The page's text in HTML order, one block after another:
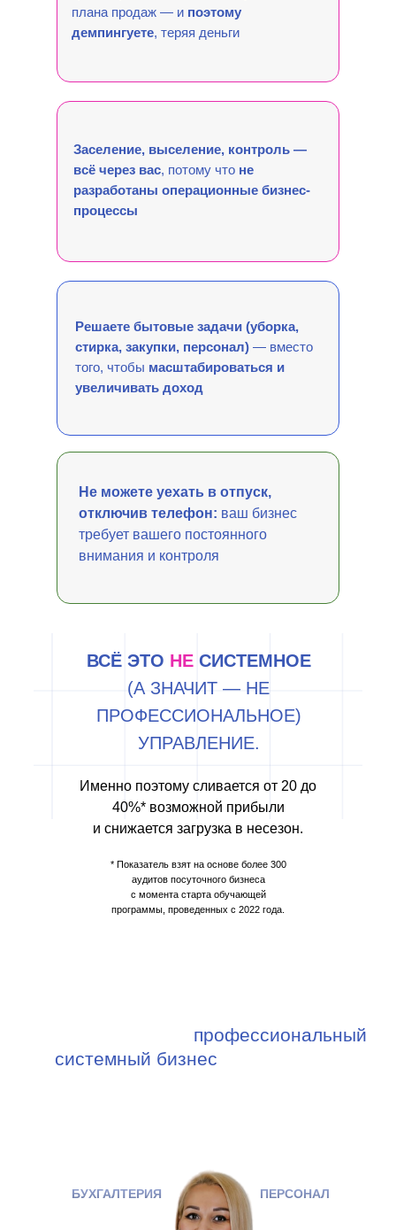
плана продаж — и поэтому
демпингуете, теряя деньги
Решаете бытовые задачи (уборка,
стирка, закупки, персонал) — вместо
того, чтобы масштабироваться и
увеличивать доход
Заселение, выселение, контроль —
всё через вас, потому что не
разработаны операционные бизнес-
процессы
Не можете уехать в отпуск,
отключив телефон: ваш бизнес
требует вашего постоянного
внимания и контроля
ВСЁ ЭТО НЕСИСТЕМНОЕ
(А ЗНАЧИТ — НЕ
ПРОФЕССИОНАЛЬНОЕ)
УПРАВЛЕНИЕ.
Именно поэтому сливается от 20 до
40%* возможной прибыли
и снижается загрузка в несезон.
* Показатель взят на основе более 300
аудитов посуточного бизнеса
с момента старта обучающей
программы, проведенных с 2022 года.
профессиональный
системный бизнес
ПЕРСОНАЛ
БУХГАЛТЕРИЯ